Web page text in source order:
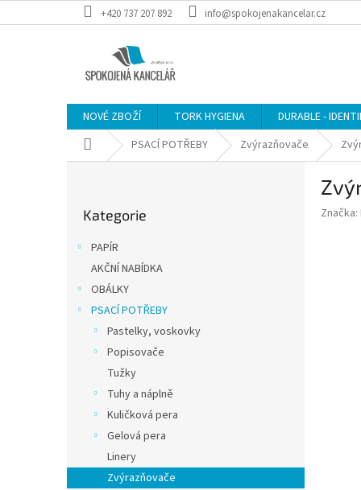
na
+420 737 207 892 info@spokojenakancelar.cz
NOVÉ ZBOŽÍ TORK HYGIENA DURABLE -
Domů PSACÍ POTŘEBY Zvýrazňovače
kategorie
Kategorie
PAPÍR
AKČNÍ NABÍDKA
OBÁLKY
PSACÍ POTŘEBY
Pastelky, voskovky
Popisovače
Tužky
Tuhy a náplně
Kuličková pera
Gelová pera
Linery
Zvýrazňovače
Značka: